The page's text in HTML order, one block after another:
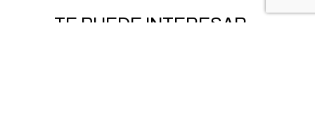
TE PUEDE INTERESAR...